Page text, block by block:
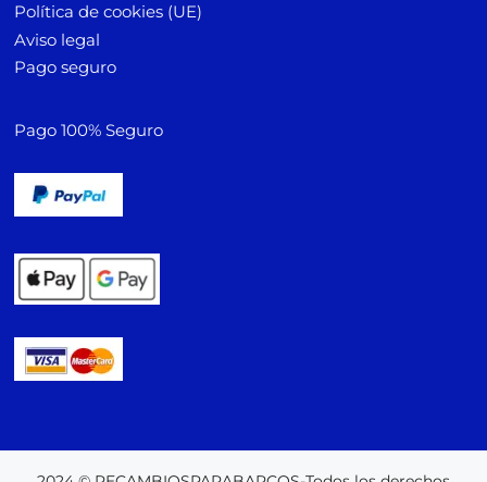
Política de cookies (UE)
Aviso legal
Pago seguro
Pago 100% Seguro